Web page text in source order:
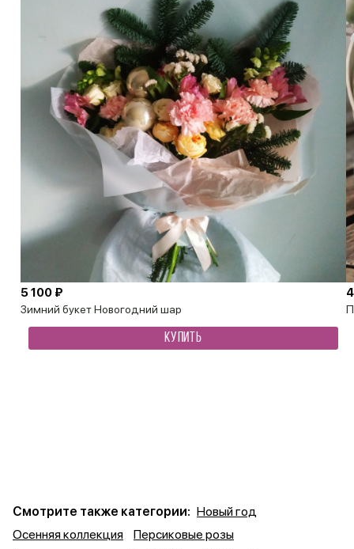
Зимний букет Новогодний шар
5 100 ₽
КУПИТЬ
Смотрите также категории: Новый год
Осенняя коллекция
Персиковые розы